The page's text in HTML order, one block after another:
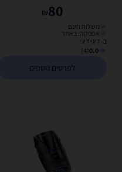
80
₪
משלוח חינם
אספקה: באתר
ב- דיגי דיגי
0.0
(4)
לפרטים נוספים